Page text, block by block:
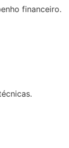
financeiro.